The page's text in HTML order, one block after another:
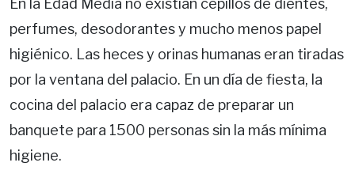
En la Edad Media no existían cepillos de dientes,
perfumes, desodorantes y mucho menos papel
higiénico. Las heces y orinas humanas eran tiradas
por la ventana del palacio. En un día de fiesta, la
cocina del palacio era capaz de preparar un
banquete para 1500 personas sin la más mínima
higiene.